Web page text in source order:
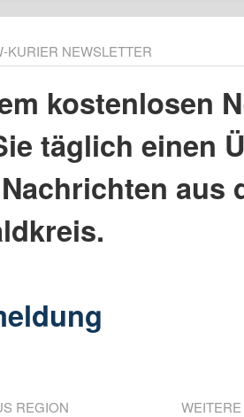
KURIER NEWSLETTER
kostenlosen
täglich einen
aus
REGION